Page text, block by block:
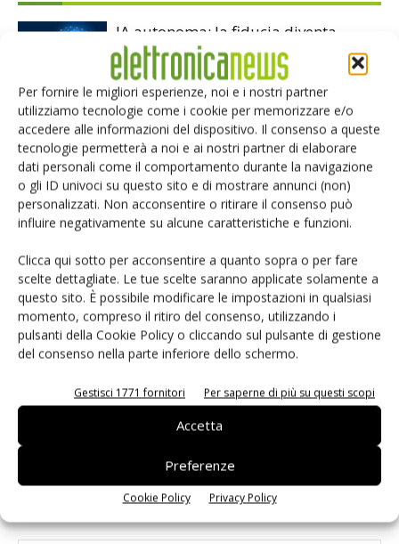
Per fornire le migliori esperienze, noi e i nostri partner
utilizziamo tecnologie come i cookie per memorizzare e/o
accedere alle informazioni del dispositivo. Il consenso a queste
tecnologie permetterà a noi e ai nostri partner di elaborare
dati personali come il comportamento durante la navigazione
o gli ID univoci su questo sito e di mostrare annunci (non)
personalizzati. Non acconsentire o ritirare il consenso può
influire negativamente su alcune caratteristiche e funzioni.
Clicca qui sotto per acconsentire a quanto sopra o per fare
scelte dettagliate. Le tue scelte saranno applicate solamente a
questo sito. È possibile modificare le impostazioni in qualsiasi
momento, compreso il ritiro del consenso, utilizzando i
pulsanti della Cookie Policy o cliccando sul pulsante di gestione
del consenso nella parte inferiore dello schermo.
Gestisci 1771 fornitori Per saperne di più su questi scopi
Accetta
Preferenze
Cookie Policy Privacy Policy
IA autonoma: la fiducia diventa
decisiva
Smart home: la sfida passa da
sicurezza e interoperabilità
Siemens e NVIDIA insieme sull’IA
agentica per l’EDA
LASCIA UN COMMENTO